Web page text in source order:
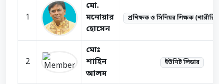
1
মো.
মনোয়ার
হোসেন
প্রশিক্ষক ও সিনিয়র শিক্ষক
2
মোঃ
শাহিন
আলম
ইউনিট লিডার